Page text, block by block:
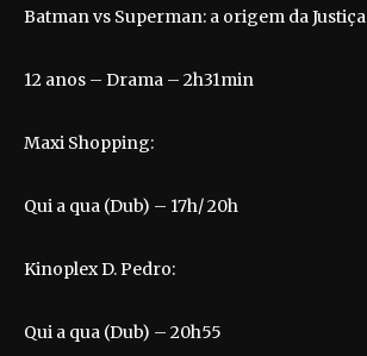
Batman vs Superman: a origem da Justiça
12 anos – Drama – 2h31min
Maxi Shopping:
Qui a qua (Dub) – 17h/ 20h
Kinoplex D. Pedro:
Qui a qua (Dub) – 20h55